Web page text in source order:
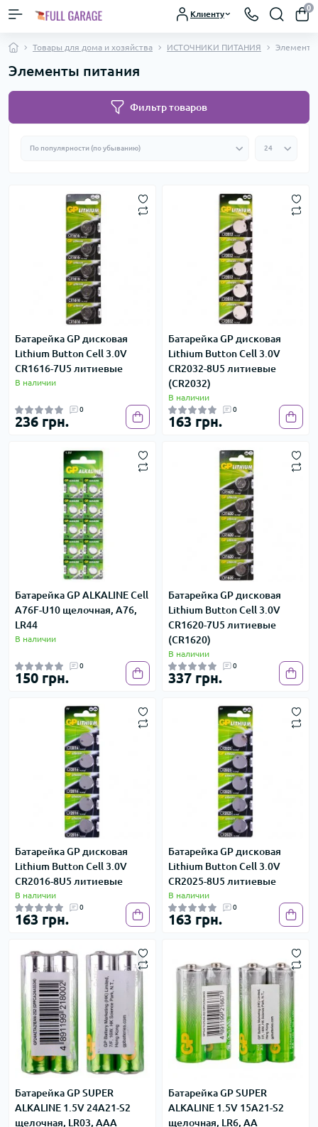
Клиенту
0
Товары для дома и хозяйства ИСТОЧНИКИ ПИТАНИЯ Элементы
Элементы питания
Фильтр товаров
Батарейка GP дисковая
Lithium Button Cell 3.0V
CR1616-7U5 литиевые
В наличии
0
236 грн.
Батарейка GP дисковая
Lithium Button Cell 3.0V
CR2032-8U5 литиевые
(CR2032)
В наличии
0
163 грн.
Батарейка GP ALKALINE Cell
A76F-U10 щелочная, A76,
LR44
В наличии
0
150 грн.
Батарейка GP дисковая
Lithium Button Cell 3.0V
CR1620-7U5 литиевые
(CR1620)
В наличии
0
337 грн.
Батарейка GP дисковая
Lithium Button Cell 3.0V
CR2016-8U5 литиевые
В наличии
0
163 грн.
Батарейка GP дисковая
Lithium Button Cell 3.0V
CR2025-8U5 литиевые
В наличии
0
163 грн.
Батарейка GP SUPER
ALKALINE 1.5V 24A21-S2
щелочная, LR03, AAA
Батарейка GP SUPER
ALKALINE 1.5V 15A21-S2
щелочная, LR6, АА